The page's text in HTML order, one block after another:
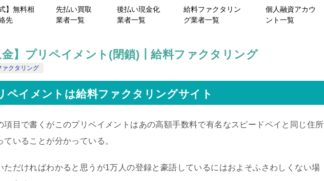
】無料相
先
先払い買取
業者一覧
後払い現金化
業者一覧
給料ファクタリン
グ業者一覧
個人融資アカウ
ント一覧
金】プリペイメント(閉鎖)┃給料ファクタリング
ァクタリング
ペイメントは給料ファクタリングサイト
項目で書くがこのプリペイメントはあの高額手数料で有名なスピードペイと同じ住所
ていることが分かっている。
ただければわかると思うが1万人の登録と豪語しているにはおよそふさわしくない場